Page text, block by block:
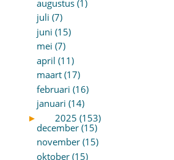
augustus (1)
juli (7)
juni (15)
mei (7)
april (11)
maart (17)
februari (16)
januari (14)
►
2025 (153)
december (15)
november (15)
oktober (15)